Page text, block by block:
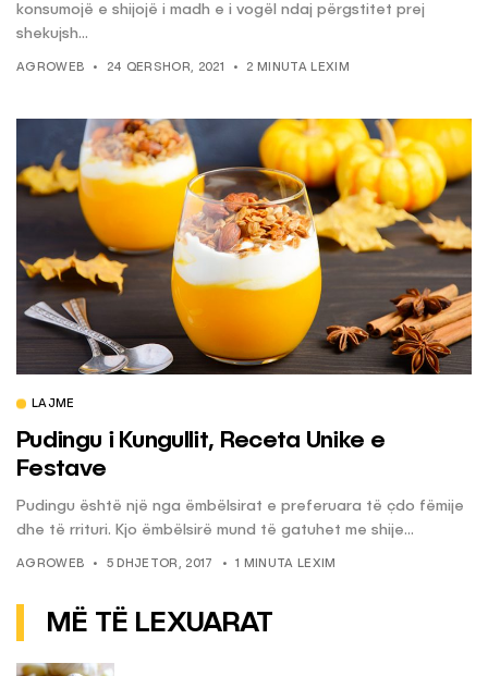
konsumojë e shijojë i madh e i vogël ndaj përgstitet prej
shekujsh...
AGROWEB 24 QERSHOR, 2021 2 MINUTA LEXIM
LAJME
Pudingu i Kungullit, Receta Unike e
Festave
Pudingu është një nga ëmbëlsirat e preferuara të çdo fëmije
dhe të rrituri. Kjo ëmbëlsirë mund të gatuhet me shije...
AGROWEB 5 DHJETOR, 2017 1 MINUTA LEXIM
MË TË LEXUARAT